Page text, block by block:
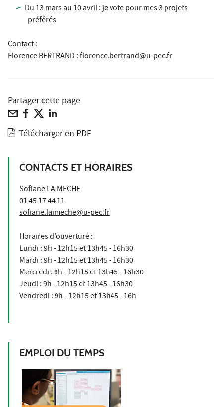
Du 13 mars au 10 avril : je vote pour mes 3 projets
préférés
Contact :
Florence BERTRAND :florence.bertrand@u-pec.fr
Partager cette page
Télécharger en PDF
CONTACTS ET HORAIRES
Sofiane LAIMECHE
01 45 17 44 11
sofiane.laimeche@u-pec.fr
Horaires d'ouverture :
Lundi : 9h - 12h15 et 13h45 - 16h30
Mardi : 9h - 12h15 et 13h45 - 16h30
Mercredi : 9h - 12h15 et 13h45 - 16h30
Jeudi : 9h - 12h15 et 13h45 - 16h30
Vendredi : 9h - 12h15 et 13h45 - 16h
EMPLOI DU TEMPS